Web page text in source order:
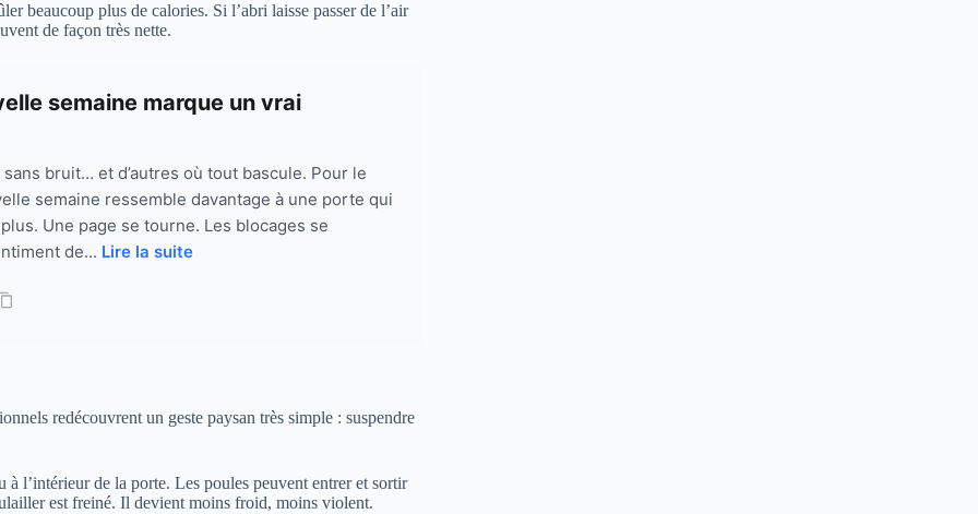
beaucoup plus de calories. Si l’abri laisse passer de l’air
de façon très nette.
semaine marque un vrai
bruit… et d’autres où tout bascule. Pour le
semaine ressemble davantage à une porte qui
Une page se tourne. Les blocages se
de... Lire la suite
redécouvrent un geste paysan très simple : suspendre
l’intérieur de la porte. Les poules peuvent entrer et sortir
est freiné. Il devient moins froid, moins violent.